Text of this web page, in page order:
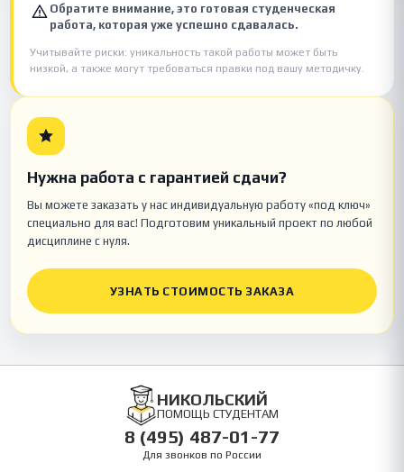
Обратите внимание, это готовая студенческая
работа, которая уже успешно сдавалась.
Учитывайте риски: уникальность такой работы может быть
низкой, а также могут требоваться правки под вашу методичку.
Нужна работа с гарантией сдачи?
Вы можете заказать у нас индивидуальную работу «под ключ»
специально для вас! Подготовим уникальный проект по любой
дисциплине с нуля.
УЗНАТЬ СТОИМОСТЬ ЗАКАЗА
НИКОЛЬСКИЙ
ПОМОЩЬ СТУДЕНТАМ
8 (495) 487-01-77
Для звонков по России